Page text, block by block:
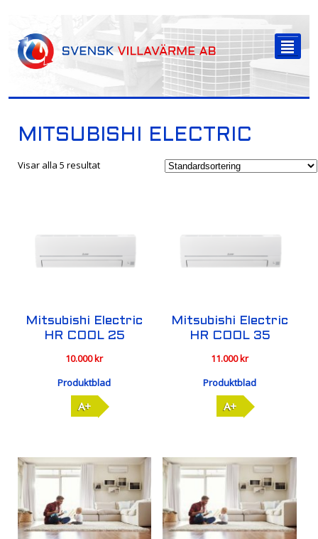
²
MITSUBISHI ELECTRIC
Visar alla 5 resultat
Mitsubishi Electric
HR COOL 25
10.000kr
Produktblad
A+
Mitsubishi Electric
HR COOL 35
11.000kr
Produktblad
A+